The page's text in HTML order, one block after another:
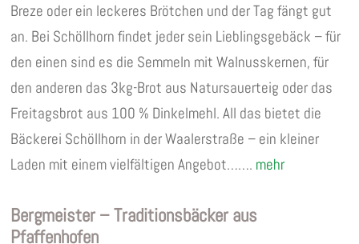
Breze oder ein leckeres Brötchen und der Tag fängt gut
an. Bei Schöllhorn findet jeder sein Lieblingsgebäck – für
den einen sind es die Semmeln mit Walnusskernen, für
den anderen das 3kg-Brot aus Natursauerteig oder das
Freitagsbrot aus 100 % Dinkelmehl. All das bietet die
Bäckerei Schöllhorn in der Waalerstraße – ein kleiner
Laden mit einem vielfältigen Angebot……. mehr
Bergmeister – Traditionsbäcker aus
Pfaffenhofen